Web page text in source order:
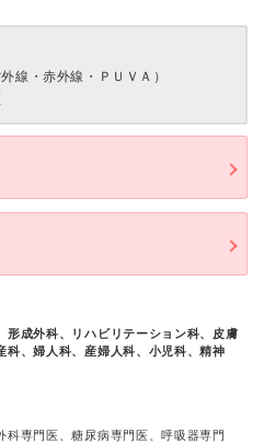
線・赤外線・ＰＵＶＡ）
形成外科、リハビリテーション科、皮膚
科、婦人科、産婦人科、小児科、精神
専門医、糖尿病専門医、呼吸器専門